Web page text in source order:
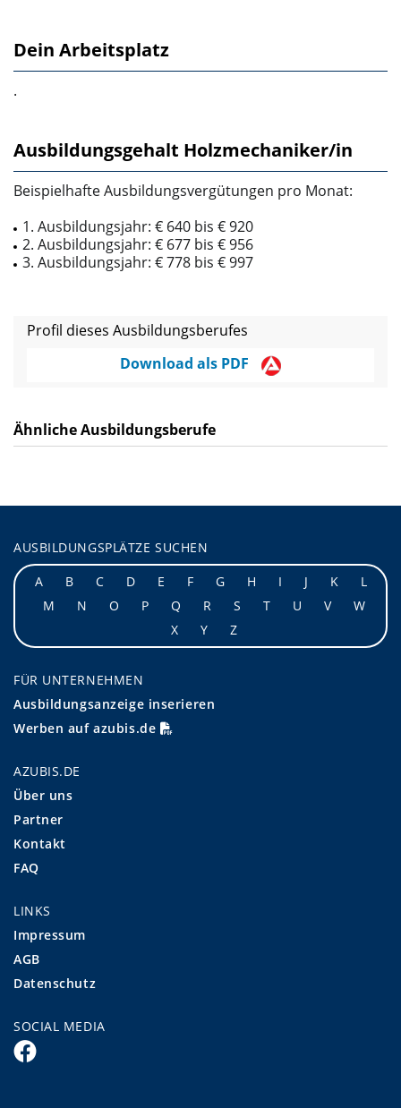
Dein Arbeitsplatz
.
Ausbildungsgehalt Holzmechaniker/in
Beispielhafte Ausbildungsvergütungen pro Monat:
1. Ausbildungsjahr: € 640 bis € 920
2. Ausbildungsjahr: € 677 bis € 956
3. Ausbildungsjahr: € 778 bis € 997
Profil dieses Ausbildungsberufes
Download als PDF
Ähnliche Ausbildungsberufe
AUSBILDUNGSPLÄTZE SUCHEN
A
B C D E F G H I J K
L
M
N O P Q R S T U V
W
X
Y Z
FÜR UNTERNEHMEN
Ausbildungsanzeige inserieren
Werben auf azubis.de
AZUBIS.DE
Über uns
Partner
Kontakt
FAQ
LINKS
Impressum
AGB
Datenschutz
SOCIAL MEDIA